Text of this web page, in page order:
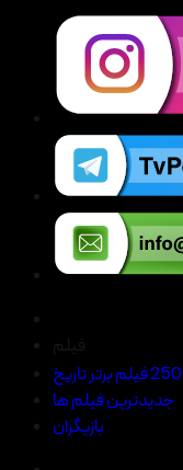
250 فیلم برتر تاریخ
جدیدترین فیلم ها
بازیگران